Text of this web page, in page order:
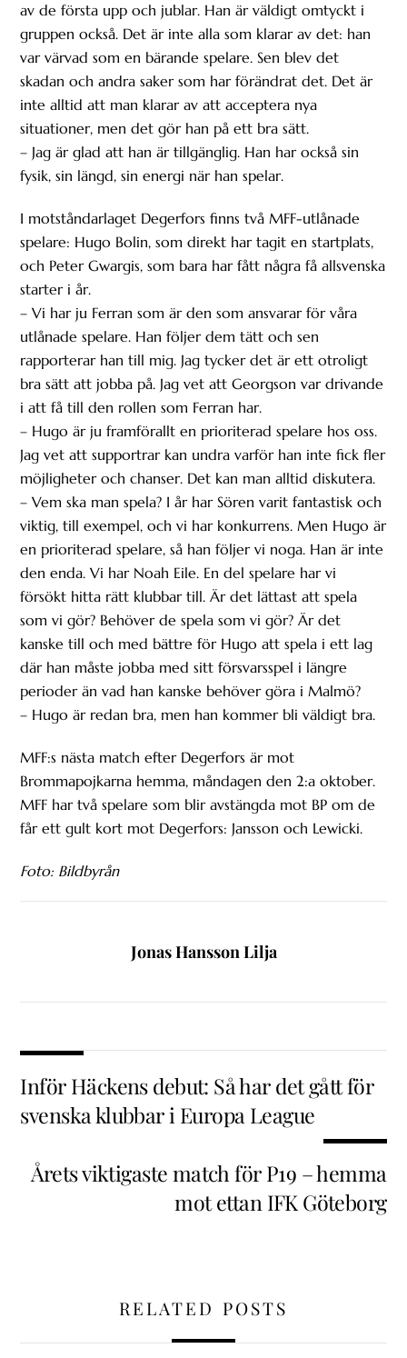
av de första upp och jublar. Han är väldigt omtyckt i
gruppen också. Det är inte alla som klarar av det: han
var värvad som en bärande spelare. Sen blev det
skadan och andra saker som har förändrat det. Det är
inte alltid att man klarar av att acceptera nya
situationer, men det gör han på ett bra sätt.
– Jag är glad att han är tillgänglig. Han har också sin
fysik, sin längd, sin energi när han spelar.
I motståndarlaget Degerfors finns två MFF-utlånade
spelare: Hugo Bolin, som direkt har tagit en startplats,
och Peter Gwargis, som bara har fått några få allsvenska
starter i år.
– Vi har ju Ferran som är den som ansvarar för våra
utlånade spelare. Han följer dem tätt och sen
rapporterar han till mig. Jag tycker det är ett otroligt
bra sätt att jobba på. Jag vet att Georgson var drivande
i att få till den rollen som Ferran har.
– Hugo är ju framförallt en prioriterad spelare hos oss.
Jag vet att supportrar kan undra varför han inte fick fler
möjligheter och chanser. Det kan man alltid diskutera.
– Vem ska man spela? I år har Sören varit fantastisk och
viktig, till exempel, och vi har konkurrens. Men Hugo är
en prioriterad spelare, så han följer vi noga. Han är inte
den enda. Vi har Noah Eile. En del spelare har vi
försökt hitta rätt klubbar till. Är det lättast att spela
som vi gör? Behöver de spela som vi gör? Är det
kanske till och med bättre för Hugo att spela i ett lag
där han måste jobba med sitt försvarsspel i längre
perioder än vad han kanske behöver göra i Malmö?
– Hugo är redan bra, men han kommer bli väldigt bra.
MFF:s nästa match efter Degerfors är mot
Brommapojkarna hemma, måndagen den 2:a oktober.
MFF har två spelare som blir avstängda mot BP om de
får ett gult kort mot Degerfors: Jansson och Lewicki.
Foto: Bildbyrån
Jonas Hansson Lilja
Inför Häckens debut: Så har det gått för
svenska klubbar i Europa League
Årets viktigaste match för P19 – hemma
mot ettan IFK Göteborg
RELATED POSTS